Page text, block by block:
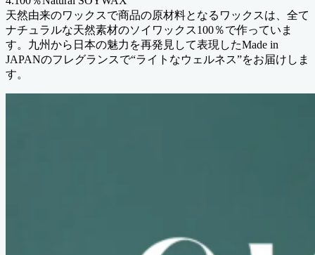
天然由来のワックスで商品の原材料となるワックスは、全て
ナチュラルな天然素材のソイワックス100％で作っていま
す。九州から日本の魅力を再発見して表現したMade in
JAPANのフレグランスで“ライトなウェルネス”をお届けしま
す。